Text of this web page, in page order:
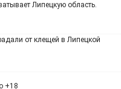
Липецкую область.
от клещей в Липецкой
+18